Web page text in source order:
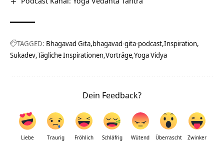
TAGGED: Bhagavad Gita bhagavad-gita-podcast Inspiration
Sukadev Tägliche Inspirationen Vorträge Yoga Vidya
Dein Feedback?
Liebe Traurig Fröhlich Schläfrig Wütend Überrascht Zwinker